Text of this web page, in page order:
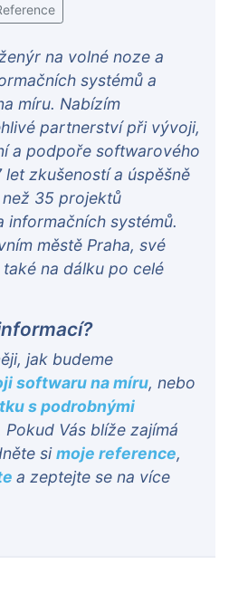
na volné noze a
systémů a
míru. Nabízím
partnerství při vývoji,
a podpoře softwarového
let zkušeností a úspěšně
35 projektů
informačních systémů.
městě Praha, své
na dálku po celé
jak budeme
softwaru na míru, nebo
s podrobnými
Pokud Vás blíže zajímá
simoje reference,
a zeptejte se na více